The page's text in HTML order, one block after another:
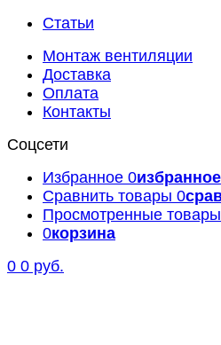
Статьи
Монтаж вентиляции
Доставка
Оплата
Контакты
Соцсети
Избранное 0избранное
Сравнить товары 0
Просмотренные товары
0корзина
0 0 руб.